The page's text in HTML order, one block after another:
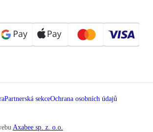
Partnerská sekceOchrana osobních údajů
Axabee sp. z. o.o.